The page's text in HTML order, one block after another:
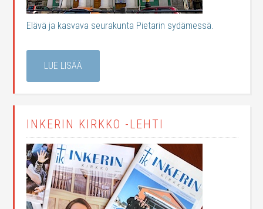
Elävä ja kasvava seurakunta Pietarin sydämessä.
LUE LISÄÄ
INKERIN KIRKKO -LEHTI